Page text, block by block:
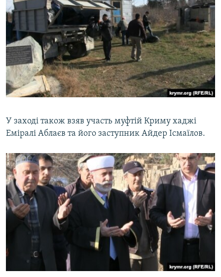
У заході також взяв участь муфтій Криму хаджі
Еміралі Аблаєв та його заступник Айдер Ісмаїлов.